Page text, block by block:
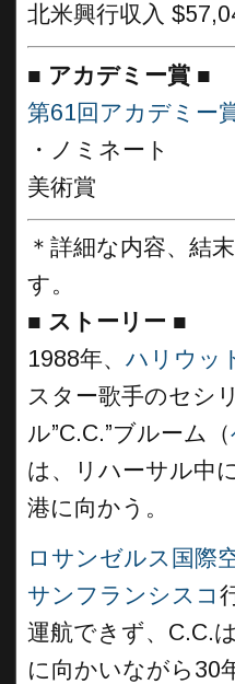
北米興行収入
■ アカデミー賞 ■
第61回アカデミー
・ノミネート
美術賞
＊詳細な内容、結
す。
■ ストーリー ■
1988年、 ハリウッ
スター歌手のセシ
ル”C.C.”ブルーム（
は、リハーサル中
港に向かう。
ロサンゼルス国際
サンフランシスコ
運航できず、C.C.
に向かいながら30